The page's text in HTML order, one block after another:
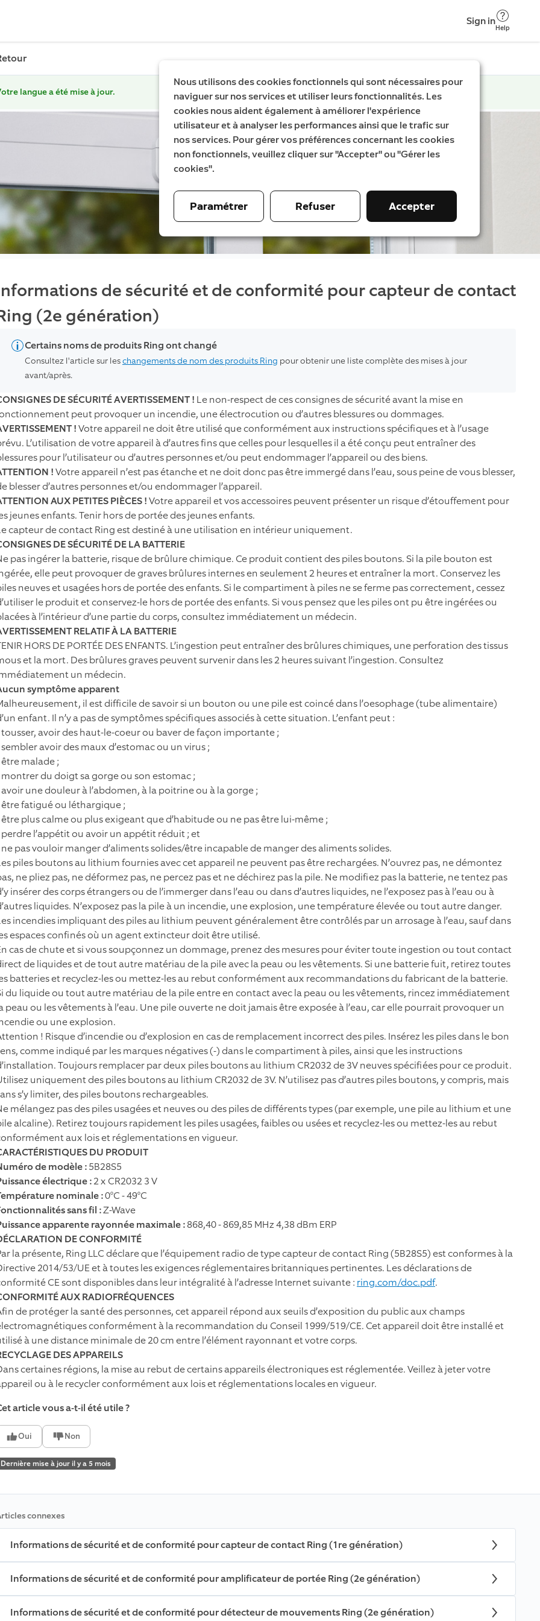
Sign in
Help
langue a été mise à jour.
de sécurité et de conformité pour capteur de contact
(2e génération)
Certains noms de produits Ring ont changé
Consultez l'article sur leschangements de nom des produits Ring pour obtenir une liste complète des mises à jour
avant/après.
DE SÉCURITÉ AVERTISSEMENT ! Le non-respect de ces consignes de sécurité avant la mise en
peut provoquer un incendie, une électrocution ou d’autres blessures ou dommages.
!Votre appareil ne doit être utilisé que conformément aux instructions spécifiques et à l’usage
L’utilisation de votre appareil à d’autres fins que celles pour lesquelles il a été conçu peut entraîner des
pour l’utilisateur ou d’autres personnes et/ou peut endommager l’appareil ou des biens.
!Votre appareil n’est pas étanche et ne doit donc pas être immergé dans l’eau, sous peine de vous blesser,
blesser d’autres personnes et/ou endommager l’appareil.
AUX PETITES PIÈCES !Votre appareil et vos accessoires peuvent présenter un risque d’étouffement pour
jeunes enfants. Tenir hors de portée des jeunes enfants.
capteur de contact Ring est destiné à une utilisation en intérieur uniquement.
DE SÉCURITÉ DE LA BATTERIE
pas ingérer la batterie, risque de brûlure chimique. Ce produit contient des piles boutons. Si la pile bouton est
elle peut provoquer de graves brûlures internes en seulement 2 heures et entraîner la mort. Conservez les
neuves et usagées hors de portée des enfants. Si le compartiment à piles ne se ferme pas correctement, cessez
le produit et conservez-le hors de portée des enfants. Si vous pensez que les piles ont pu être ingérées ou
à l’intérieur d’une partie du corps, consultez immédiatement un médecin.
RELATIF À LA BATTERIE
HORS DE PORTÉE DES ENFANTS. L’ingestion peut entraîner des brûlures chimiques, une perforation des tissus
et la mort. Des brûlures graves peuvent survenir dans les 2 heures suivant l’ingestion. Consultez
un médecin.
symptôme apparent
il est difficile de savoir si un bouton ou une pile est coincé dans l’oesophage (tube alimentaire)
enfant. Il n’y a pas de symptômes spécifiques associés à cette situation. L’enfant peut :
tousser, avoir des haut-le-coeur ou baver de façon importante ;
sembler avoir des maux d’estomac ou un virus ;
être malade ;
montrer du doigt sa gorge ou son estomac ;
avoir une douleur à l’abdomen, à la poitrine ou à la gorge ;
être fatigué ou léthargique ;
être plus calme ou plus exigeant que d’habitude ou ne pas être lui-même ;
perdre l’appétit ou avoir un appétit réduit ; et
ne pas vouloir manger d’aliments solides/être incapable de manger des aliments solides.
piles boutons au lithium fournies avec cet appareil ne peuvent pas être rechargées. N’ouvrez pas, ne démontez
ne pliez pas, ne déformez pas, ne percez pas et ne déchirez pas la pile. Ne modifiez pas la batterie, ne tentez pas
insérer des corps étrangers ou de l’immerger dans l’eau ou dans d’autres liquides, ne l’exposez pas à l’eau ou à
liquides. N’exposez pas la pile à un incendie, une explosion, une température élevée ou tout autre danger.
incendies impliquant des piles au lithium peuvent généralement être contrôlés par un arrosage à l’eau, sauf dans
espaces confinés où un agent extincteur doit être utilisé.
cas de chute et si vous soupçonnez un dommage, prenez des mesures pour éviter toute ingestion ou tout contact
de liquides et de tout autre matériau de la pile avec la peau ou les vêtements. Si une batterie fuit, retirez toutes
batteries et recyclez-les ou mettez-les au rebut conformément aux recommandations du fabricant de la batterie.
du liquide ou tout autre matériau de la pile entre en contact avec la peau ou les vêtements, rincez immédiatement
peau ou les vêtements à l’eau. Une pile ouverte ne doit jamais être exposée à l’eau, car elle pourrait provoquer un
ou une explosion.
! Risque d’incendie ou d’explosion en cas de remplacement incorrect des piles. Insérez les piles dans le bon
comme indiqué par les marques négatives (-) dans le compartiment à piles, ainsi que les instructions
Toujours remplacer par deux piles boutons au lithium CR2032 de 3V neuves spécifiées pour ce produit.
uniquement des piles boutons au lithium CR2032 de 3V. N’utilisez pas d’autres piles boutons, y compris, mais
s’y limiter, des piles boutons rechargeables.
mélangez pas des piles usagées et neuves ou des piles de différents types (par exemple, une pile au lithium et une
alcaline). Retirez toujours rapidement les piles usagées, faibles ou usées et recyclez-les ou mettez-les au rebut
aux lois et réglementations en vigueur.
DU PRODUIT
de modèle :5B28S5
électrique :2 x CR2032 3 V
nominale :0°C - 49°C
sans fil :Z-Wave
apparente rayonnée maximale :868,40 - 869,85 MHz 4,38 dBm ERP
DE CONFORMITÉ
la présente, Ring LLC déclare que l’équipement radio de type capteur de contact Ring (5B28S5) est conformes à la
2014/53/UE et à toutes les exigences réglementaires britanniques pertinentes. Les déclarations de
CE sont disponibles dans leur intégralité à l’adresse Internet suivante : ring.com/doc.pdf.
AUX RADIOFRÉQUENCES
de protéger la santé des personnes, cet appareil répond aux seuils d’exposition du public aux champs
conformément à la recommandation du Conseil 1999/519/CE. Cet appareil doit être installé et
à une distance minimale de 20 cm entre l’élément rayonnant et votre corps.
DES APPAREILS
certaines régions, la mise au rebut de certains appareils électroniques est réglementée. Veillez à jeter votre
ou à le recycler conformément aux lois et réglementations locales en vigueur.
article vous a-t-il été utile ?
Oui Non
Dernière mise à jour il y a 5 mois
connexes
Informations de sécurité et de conformité pour capteur de contact Ring (1re génération)
Informations de sécurité et de conformité pour amplificateur de portée Ring (2e génération)
Informations de sécurité et de conformité pour détecteur de mouvements Ring (2e génération)
Nous utilisons des cookies fonctionnels qui sont nécessaires pour
naviguer sur nos services et utiliser leurs fonctionnalités. Les
cookies nous aident également à améliorer l'expérience
utilisateur et à analyser les performances ainsi que le trafic sur
nos services. Pour gérer vos préférences concernant les cookies
non fonctionnels, veuillez cliquer sur "Accepter" ou "Gérer les
cookies".
Paramétrer Refuser Accepter